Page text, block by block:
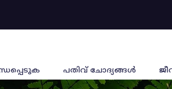
പതിവ് ചോദ്യങ്ങൾ